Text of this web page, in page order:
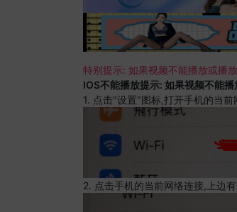
特别提示: 如果视频不能播放或播
IOS不能播放提示: 如果视频不能
1. 点击"设置"图标,打开手机的当前
2. 点击手机的当前网络连接,上边